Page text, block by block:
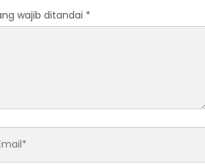
wajib ditandai *